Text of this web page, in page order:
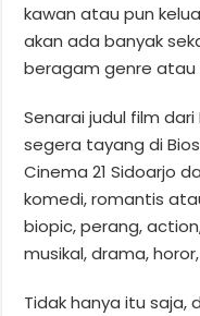
kawan atau pun
akan ada banyak
beragam genre atau
Senarai judul film dari
segera tayang di
Cinema 21 Sidoarjo
komedi, romantis
biopic, perang,
musikal, drama,
Tidak hanya itu saja,